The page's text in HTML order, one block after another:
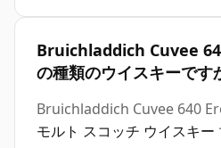
Bruichladdich Cuvee
の種類のウイスキーです
Bruichladdich Cuvee 640
モルト スコッチ ウイスキー